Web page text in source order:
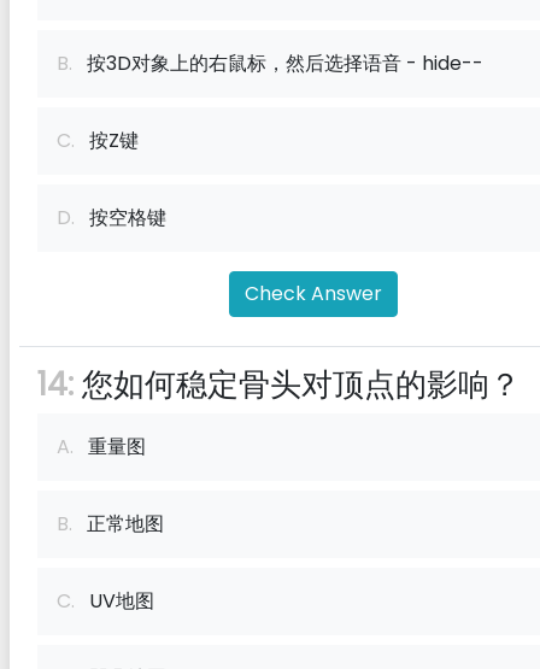
B. 按3D对象上的右鼠标，然后选择语音 - hide--
C. 按Z键
D. 按空格键
Check Answer
14:您如何稳定骨头对顶点的影响？
A. 重量图
B. 正常地图
C. UV地图